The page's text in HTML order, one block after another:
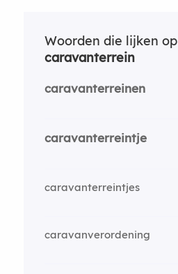
Woorden die lijken op
caravanterrein
caravanterreinen
caravanterreintje
caravanterreintjes
caravanverordening